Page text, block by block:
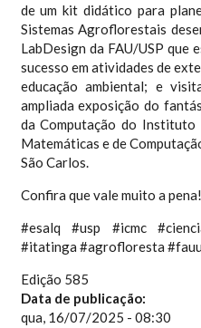
de um kit didático para
Sistemas Agroflorestais
LabDesign da FAU/USP que
sucesso em atividades de
educação ambiental; e
ampliada exposição do
da Computação do Instituto
Matemáticas e de
São Carlos.
Confira que vale muito a pena!
#esalq #usp #icmc
#itatinga #agrofloresta
Edição 585
Data de publicação:
qua, 16/07/2025 - 08:30